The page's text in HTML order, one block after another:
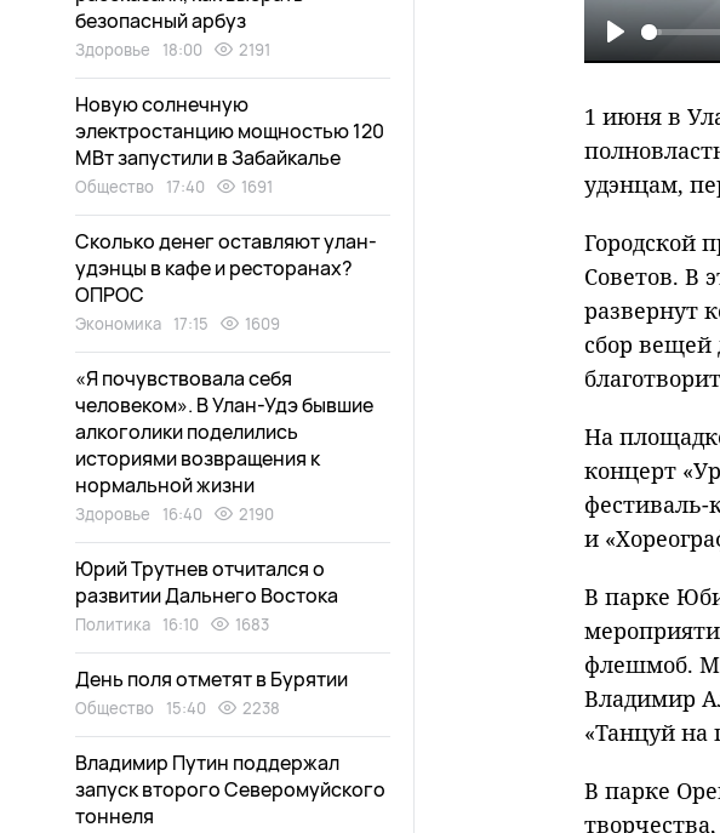
Play
1 июня в
удэнцам,
Городской
Советов. В
развернут
сбор вещей
На
концерт
фестиваль-
и
В парке
флешмоб.
Владимир
«Танцуй на
В парке
безопасный арбуз
Здоровье 18:00 2191
Новую солнечную
электростанцию мощностью 120
МВт запустили в Забайкалье
Общество 17:40 1691
Сколько денег оставляют улан-
удэнцы в кафе и ресторанах?
ОПРОС
Экономика 17:15 1609
«Я почувствовала себя
человеком». В Улан-Удэ бывшие
алкоголики поделились
историями возвращения к
нормальной жизни
Здоровье 16:40 2190
Юрий Трутнев отчитался о
развитии Дальнего Востока
Политика 16:10 1683
День поля отметят в Бурятии
Общество 15:40 2238
Владимир Путин поддержал
запуск второго Северомуйского
тоннеля